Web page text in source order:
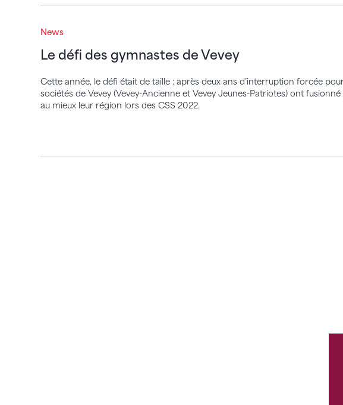
News
Le défi des gymnastes de Vevey
Cette année, le défi était de taille : après deux ans d’interruption forcée
sociétés de Vevey (Vevey-Ancienne et Vevey Jeunes-Patriotes) ont
au mieux leur région lors des CSS 2022.